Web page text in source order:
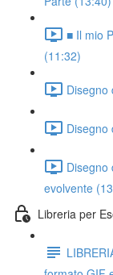
■ Il mio
(11:32)
Disegno
Disegno
Disegno
evolvente
Libreria per